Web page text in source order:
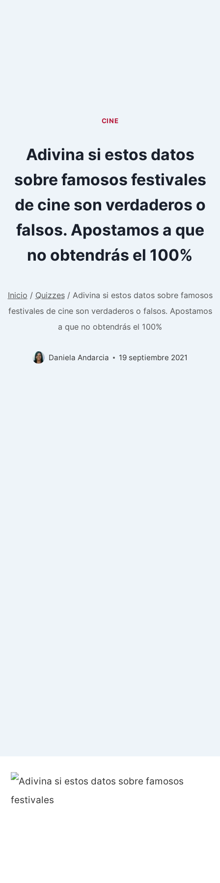
CINE
Adivina si estos datos
sobre famosos festivales
de cine son verdaderos o
falsos. Apostamos a que
no obtendrás el 100%
Inicio / Quizzes / Adivina si estos datos sobre famosos
festivales de cine son verdaderos o falsos. Apostamos
a que no obtendrás el 100%
Daniela Andarcia 19 septiembre 2021